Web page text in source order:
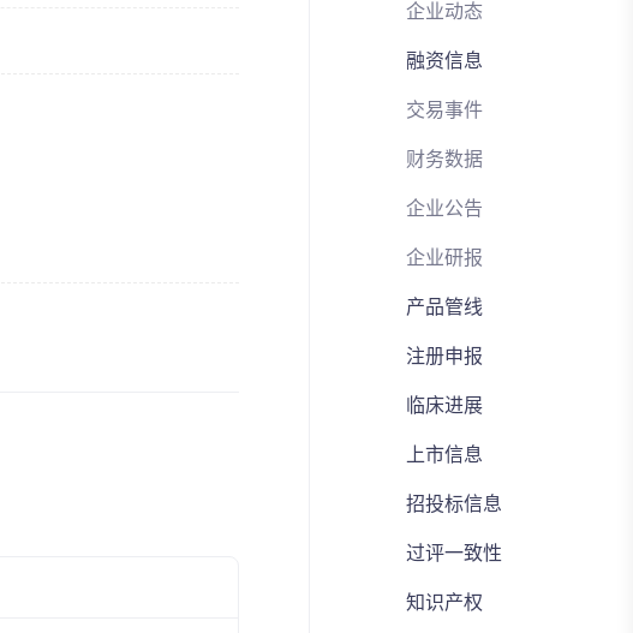
企业动态
融资信息
交易事件
财务数据
企业公告
企业研报
产品管线
注册申报
临床进展
上市信息
招投标信息
过评一致性
知识产权